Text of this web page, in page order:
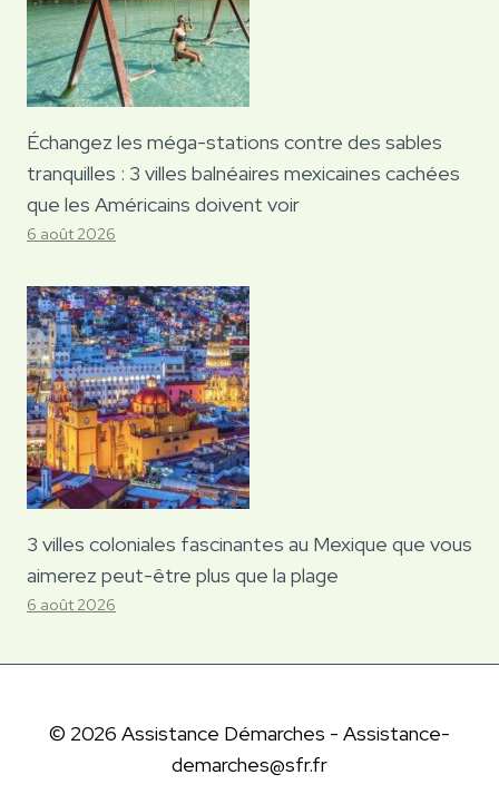
Échangez les méga-stations contre des sables
tranquilles : 3 villes balnéaires mexicaines cachées
que les Américains doivent voir
6 août 2026
3 villes coloniales fascinantes au Mexique que vous
aimerez peut-être plus que la plage
6 août 2026
© 2026 Assistance Démarches - Assistance-
demarches@sfr.fr